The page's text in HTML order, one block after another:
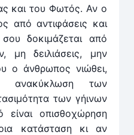
και του Φωτός. Αν ο
από αν­τιφάσεις και
δοκιμάζεται από
μη δειλιάσεις, μην
ο άνθρωπος νιώθει,
ανακύκλωση των
των γήινων
είναι οπισθοχώρηση
κατάσταση κι αν